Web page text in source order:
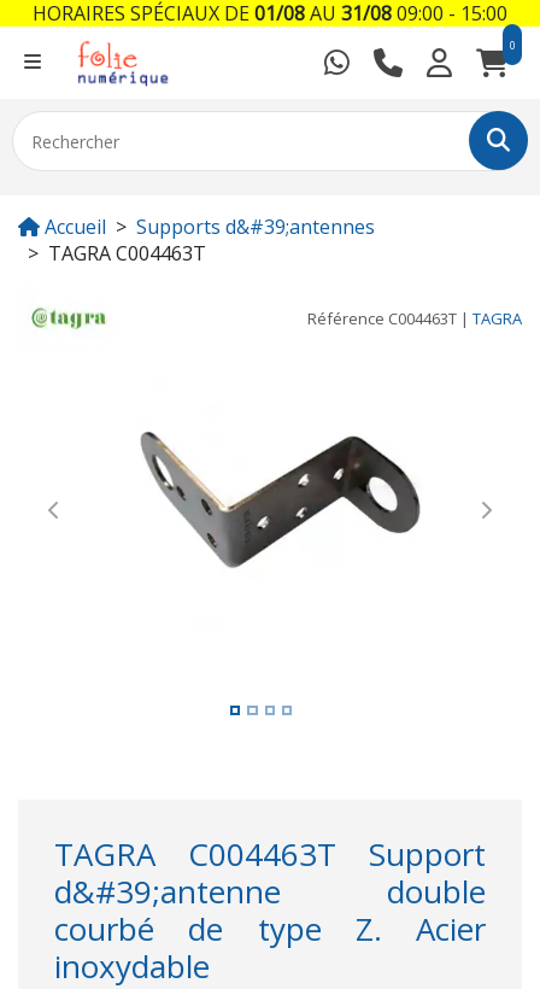
0
Accueil
Supports d&#39;antennes
TAGRA C004463T
Référence C004463T | TAGRA
Previous Next
TAGRA C004463T Support
d&#39;antenne double
courbé de type Z. Acier
inoxydable
HORAIRES SPÉCIAUX DE01/08AU 31/0809:00 - 15:00